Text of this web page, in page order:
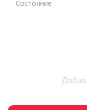
Состояние